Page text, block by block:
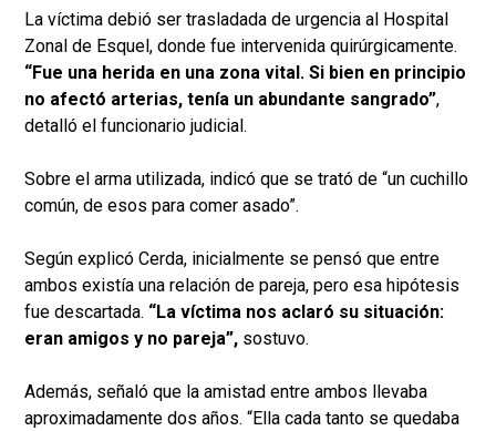
La víctima debió ser trasladada de urgencia al Hospital
Zonal de Esquel, donde fue intervenida quirúrgicamente.
“Fue una herida en una zona vital. Si bien en principio
no afectó arterias, tenía un abundante sangrado”,
detalló el funcionario judicial.
Sobre el arma utilizada, indicó que se trató de “un cuchillo
común, de esos para comer asado”.
Según explicó Cerda, inicialmente se pensó que entre
ambos existía una relación de pareja, pero esa hipótesis
fue descartada. “La víctima nos aclaró su situación:
eran amigos y no pareja”, sostuvo.
Además, señaló que la amistad entre ambos llevaba
aproximadamente dos años. “Ella cada tanto se quedaba